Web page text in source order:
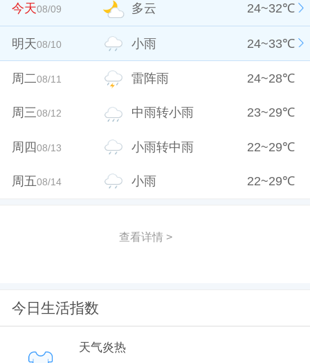
今天08/09 多云 24~32℃
明天08/10 小雨 24~33℃
周二08/11 雷阵雨 24~28℃
周三08/12 中雨转小雨 23~29℃
周四08/13 小雨转中雨 22~29℃
周五08/14 小雨 22~29℃
查看详情 >
今日生活指数
天气炎热